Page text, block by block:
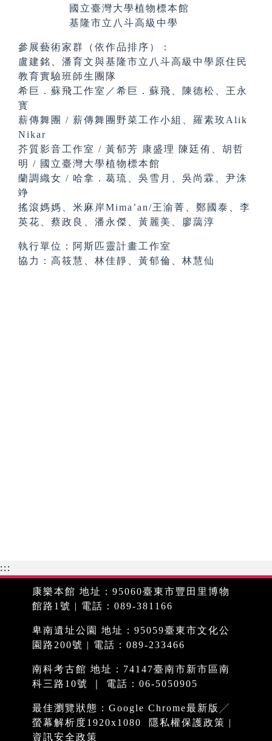
國立臺灣大學植物標本館
基隆市立八斗高級中學
參展藝術家群（依作品排序）：
盧建銘、潘育文與基隆市立八斗高級中學原住民
教育實驗班師生團隊
希巨．蘇飛工作室／希巨．蘇飛、陳德松、王永
寳
薪傳舞團 / 薪傳舞團野菜工作小組、羅素玫Alik
Nikar
芥質影音工作室 / 黃郁芳 康盛理 陳廷侑、胡哲
明 / 國立臺灣大學植物標本館
蘭調織女 / 哈拿．葛琉、吳雪月、吳尚霖、尹洙
竫
搖滾媽媽、米麻岸Mima’an/王渝菁、鄭國泰、李
英花、蔡政良、潘永傑、黃麗美、廖藹淳
執行單位：阿斯匹靈計畫工作室
協力：高筱慧、林佳靜、黃郁倫、林慧仙
:::
康樂本館 地址：95060臺東市豐田里博物
館路1號 | 電話：089-381166
卑南遺址公園 地址：95059臺東市文化公
園路200號 | 電話：089-233466
南科考古館 地址：74147臺南市新市區南
科三路10號 ｜ 電話：06-5050905
最佳瀏覽狀態：Google Chrome最新版╱
螢幕解析度1920x1080
隱私權保護政策 |
資訊安全政策